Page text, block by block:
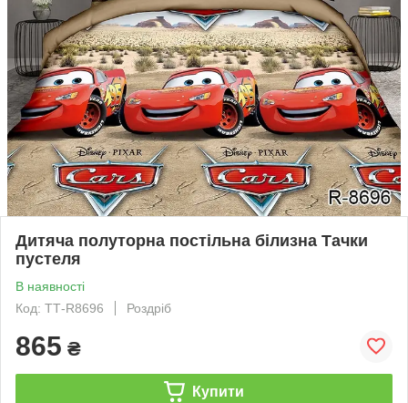
Дитяча полуторна постільна білизна Тачки
пустеля
В наявності
Код: ТТ-R8696
Роздріб
865 ₴
Купити